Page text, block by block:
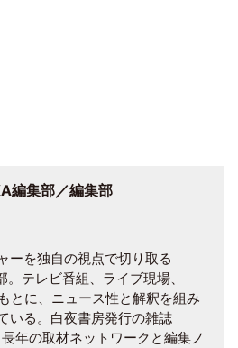
編集部／編集部
ーを独自の視点で切り取る
。テレビ番組、ライブ現場、
とに、ニュース性と解釈を組み
いる。白夜書房発行の雑誌
年の取材ネットワークと編集ノ